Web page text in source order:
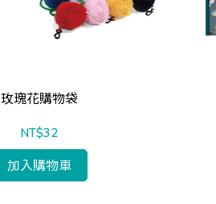
玫瑰花購物袋
NT$32
加入購物車